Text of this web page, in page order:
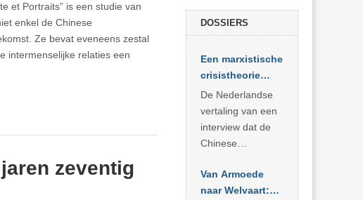
et Portraits” is een studie van
enkel de Chinese
Ze bevat eveneens zestal
intermenselijke relaties een
zeventig
DOSSIERS
Een marxistische
crisistheorie
voor vandaag
De Nederlandse
vertaling van een
interview dat de
Chinese
Sociale
Wetenschappen
Van Armoede
naar Welvaart: